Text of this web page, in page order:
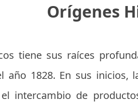
Orígenes
tiene sus raíces
año 1828. En sus
intercambio de